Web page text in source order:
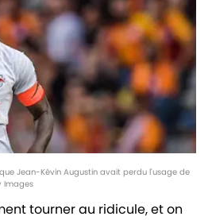
Jean-Kévin Augustin avait perdu l'usage de
Images
tourner au ridicule, et on